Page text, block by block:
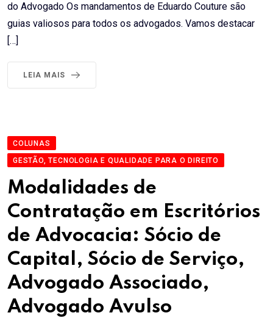
do Advogado Os mandamentos de Eduardo Couture são
guias valiosos para todos os advogados. Vamos destacar
[…]
LEIA MAIS
COLUNAS
GESTÃO, TECNOLOGIA E QUALIDADE PARA O DIREITO
Modalidades de
Contratação em Escritórios
de Advocacia: Sócio de
Capital, Sócio de Serviço,
Advogado Associado,
Advogado Avulso